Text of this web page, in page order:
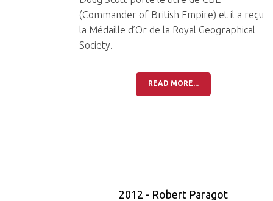
(Commander of British Empire) et il a reçu
la Médaille d’Or de la Royal Geographical
Society.
READ MORE...
2012 - Robert Paragot